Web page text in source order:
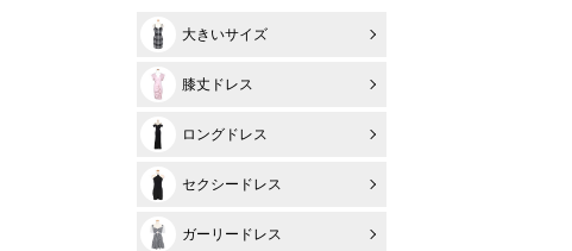
大きいサイズ
膝丈ドレス
ロングドレス
セクシードレス
ガーリードレス